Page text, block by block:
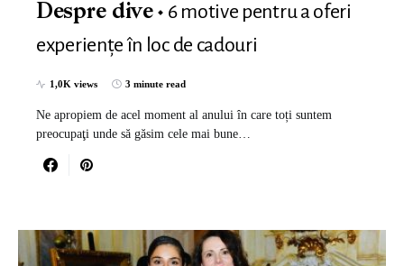
Despre dive
6 motive pentru a oferi
experiențe în loc de cadouri
1,0K views 3 minute read
Ne apropiem de acel moment al anului în care toți suntem
preocupaţi unde să găsim cele mai bune…